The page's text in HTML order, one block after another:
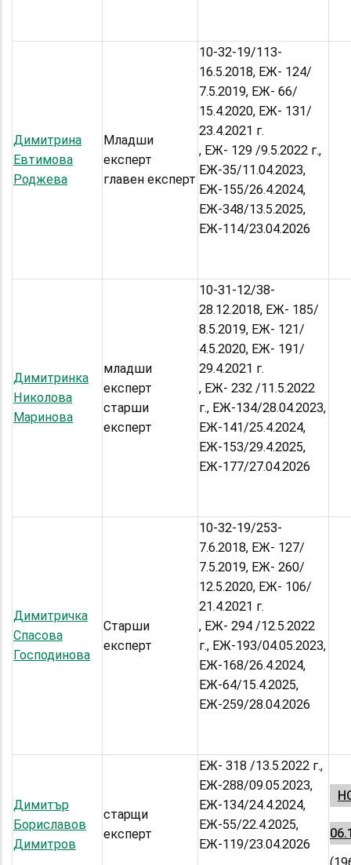
Димитрина
Евтимова
Роджева
Младши
експерт
главен експерт
10-32-19/113-
16.5.2018, ЕЖ- 124/
7.5.2019, ЕЖ- 66/
15.4.2020, ЕЖ- 131/
23.4.2021 г.
, ЕЖ- 129 /9.5.2022 г.,
EЖ-35/11.04.2023,
ЕЖ-155/26.4.2024,
ЕЖ-348/13.5.2025,
ЕЖ-114/23.04.2026
Димитринка
Николова
Маринова
младши
експерт
старши
експерт
10-31-12/38-
28.12.2018, ЕЖ- 185/
8.5.2019, ЕЖ- 121/
4.5.2020, ЕЖ- 191/
29.4.2021 г.
, ЕЖ- 232 /11.5.2022
г., ЕЖ-134/28.04.2023,
ЕЖ-141/25.4.2024,
ЕЖ-153/29.4.2025,
ЕЖ-177/27.04.2026
Димитричка
Спасова
Господинова
Старши
експерт
10-32-19/253-
7.6.2018, ЕЖ- 127/
7.5.2019, ЕЖ- 260/
12.5.2020, ЕЖ- 106/
21.4.2021 г.
, ЕЖ- 294 /12.5.2022
г., ЕЖ-193/04.05.2023,
ЕЖ-168/26.4.2024,
ЕЖ-64/15.4.2025,
ЕЖ-259/28.04.2026
Димитър
Бориславов
Димитров
старщи
експерт
ЕЖ- 318 /13.5.2022 г.,
ЕЖ-288/09.05.2023,
ЕЖ-134/24.4.2024,
ЕЖ-55/22.4.2025,
ЕЖ-119/23.04.2026